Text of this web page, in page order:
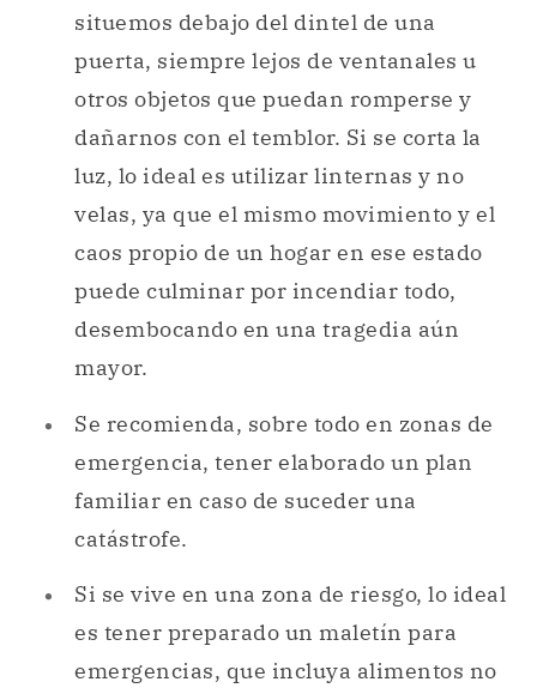
situemos debajo del dintel de una
puerta, siempre lejos de ventanales u
otros objetos que puedan romperse y
dañarnos con el temblor. Si se corta la
luz, lo ideal es utilizar linternas y no
velas, ya que el mismo movimiento y el
caos propio de un hogar en ese estado
puede culminar por incendiar todo,
desembocando en una tragedia aún
mayor.
Se recomienda, sobre todo en zonas de
emergencia, tener elaborado un plan
familiar en caso de suceder una
catástrofe.
Si se vive en una zona de riesgo, lo ideal
es tener preparado un maletín para
emergencias, que incluya alimentos no